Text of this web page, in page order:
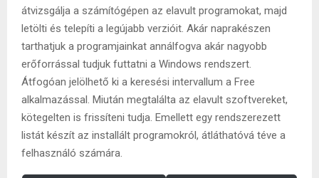
átvizsgálja a számítógépen az elavult programokat, majd
letölti és telepíti a legújabb verzióit. Akár naprakészen
tarthatjuk a programjainkat annálfogva akár nagyobb
erőforrással tudjuk futtatni a Windows rendszert.
Átfogóan jelölhető ki a keresési intervallum a Free
alkalmazással. Miután megtalálta az elavult szoftvereket,
kötegelten is frissíteni tudja. Emellett egy rendszerezett
listát készít az installált programokról, átláthatóvá téve a
felhasználó számára.